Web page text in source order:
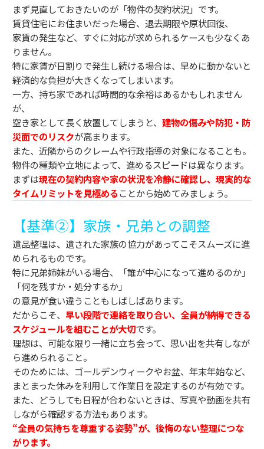
まず見直しておきたいのが「物件の契約状況」です。
賃貸住宅にお住まいだった場合、退去期限や原状回復、
家賃の発生など、すぐに対応が求められるケースも少なくあ
りません。
特に家賃が日割りで発生し続ける場合は、早めに動かないと
経済的な負担が大きくなってしまいます。
一方、持ち家であれば時間的な余裕はあるかもしれません
が、
空き家として長く放置してしまうと、 建物の傷みや防犯・防
災面でのリスクが高まります。
また、近隣からのクレームや行政指導の対象になることも。
物件の種類や立地によって、進めるスピードは異なります。
まずは現在の契約内容や家の状況を冷静に確認し、現実的な
タイムリミットを見極める ことから始めてみましょう。
【基準②】家族・兄弟との調整
遺品整理は、遺された家族の協力があってこそスムーズに進
められるものです。
特に兄弟姉妹がいる場合、「誰が中心になって進めるのか」
「何を残すか・処分するか」
の意見が食い違うこともしばしばあります。
だからこそ、 早い段階で連絡を取り合い、全員が納得できる
スケジュールを組むことが大切です。
理想は、可能な限り一緒に立ち会って、思い出を共有しなが
ら進められること。
そのためには、ゴールデンウィークやお盆、年末年始など、
まとまった休みを利用して作業日を設定するのが有効です。
また、どうしても日程が合わないときは、写真や動画を共有
しながら確認する方法もあります。
“全員の気持ちを尊重する姿勢”が、後悔のない整理につな
がります。